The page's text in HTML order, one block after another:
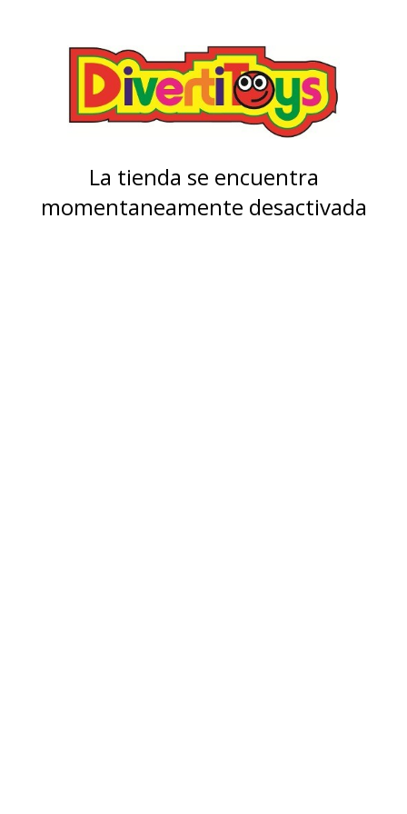
La tienda se encuentra
momentaneamente desactivada